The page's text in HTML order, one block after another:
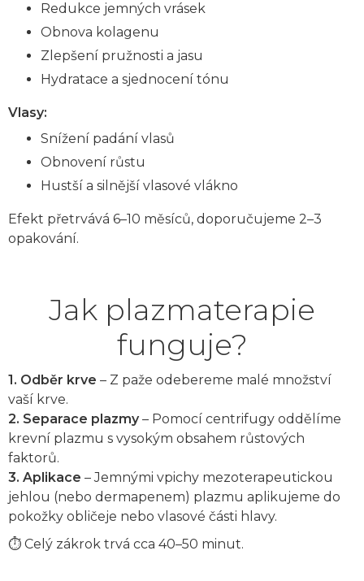
Redukce jemných vrásek
Obnova kolagenu
Zlepšení pružnosti a jasu
Hydratace a sjednocení tónu
Vlasy:
Snížení padání vlasů
Obnovení růstu
Hustší a silnější vlasové vlákno
Efekt přetrvává 6–10 měsíců, doporučujeme 2–3
opakování.
Jak plazmaterapie
funguje?
1. Odběr krve – Z paže odebereme malé množství
vaší krve.
2. Separace plazmy – Pomocí centrifugy oddělíme
krevní plazmu s vysokým obsahem růstových
faktorů.
3. Aplikace – Jemnými vpichy mezoterapeutickou
jehlou (nebo dermapenem) plazmu aplikujeme do
pokožky obličeje nebo vlasové části hlavy.
⏱ Celý zákrok trvá cca 40–50 minut.